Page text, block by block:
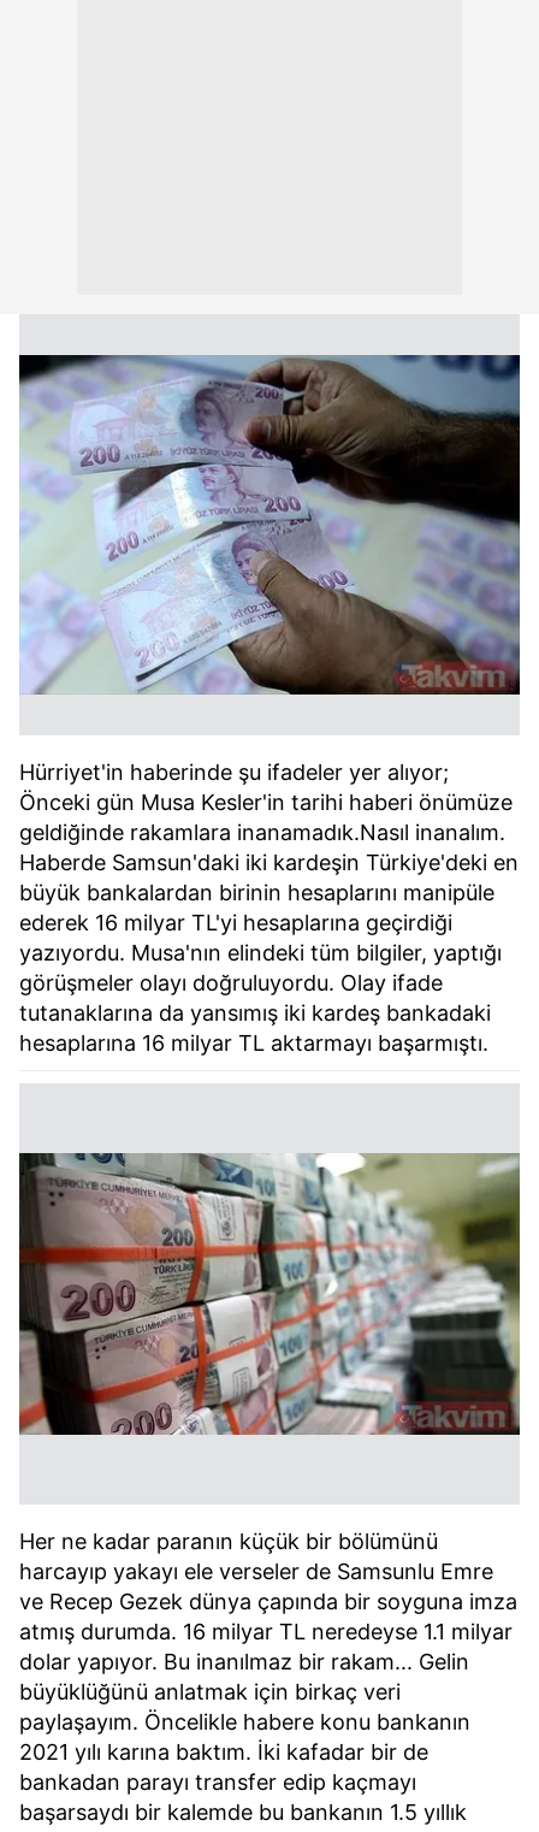
Hürriyet'in haberinde şu ifadeler yer alıyor;
Önceki gün Musa Kesler'in tarihi haberi önümüze
geldiğinde rakamlara inanamadık.Nasıl inanalım.
Haberde Samsun'daki iki kardeşin Türkiye'deki en
büyük bankalardan birinin hesaplarını manipüle
ederek 16 milyar TL'yi hesaplarına geçirdiği
yazıyordu. Musa'nın elindeki tüm bilgiler, yaptığı
görüşmeler olayı doğruluyordu. Olay ifade
tutanaklarına da yansımış iki kardeş bankadaki
hesaplarına 16 milyar TL aktarmayı başarmıştı.
Her ne kadar paranın küçük bir bölümünü
harcayıp yakayı ele verseler de Samsunlu Emre
ve Recep Gezek dünya çapında bir soyguna imza
atmış durumda. 16 milyar TL neredeyse 1.1 milyar
dolar yapıyor. Bu inanılmaz bir rakam... Gelin
büyüklüğünü anlatmak için birkaç veri
paylaşayım. Öncelikle habere konu bankanın
2021 yılı karına baktım. İki kafadar bir de
bankadan parayı transfer edip kaçmayı
başarsaydı bir kalemde bu bankanın 1.5 yıllık